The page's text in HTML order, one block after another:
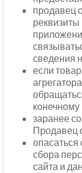
продавец
сведения
если
заранее
Продавец
опасаться
сбора
сайта и